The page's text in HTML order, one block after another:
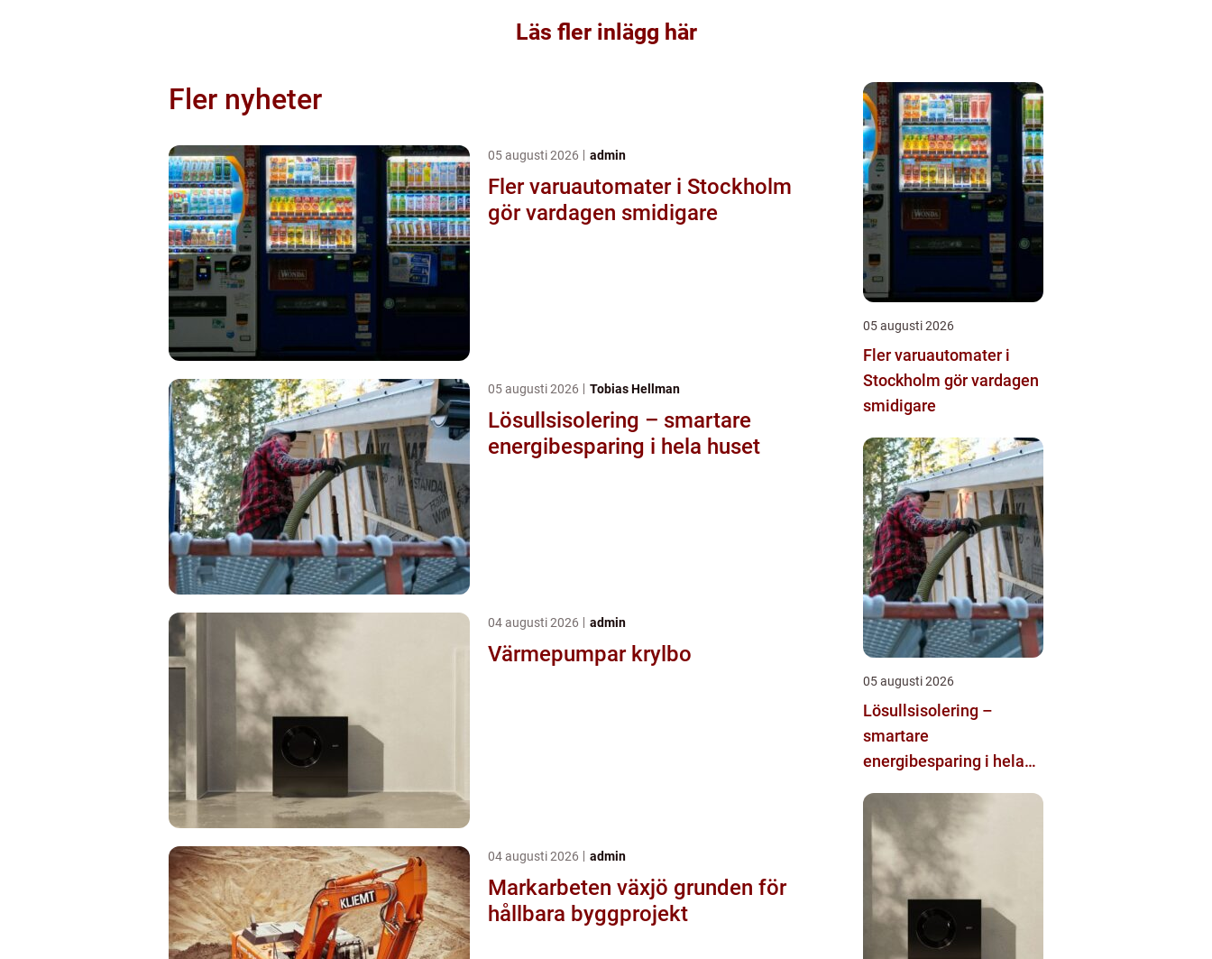
Läs fler inlägg här
Fler nyheter
05 augusti 2026 admin
Fler varuautomater i Stockholm
gör vardagen smidigare
05 augusti 2026 Tobias Hellman
Lösullsisolering – smartare
energibesparing i hela huset
04 augusti 2026 admin
Värmepumpar krylbo
04 augusti 2026 admin
Markarbeten växjö grunden för
hållbara byggprojekt
05 augusti 2026
Fler varuautomater i
Stockholm gör vardagen
smidigare
05 augusti 2026
Lösullsisolering –
smartare
energibesparing i hela